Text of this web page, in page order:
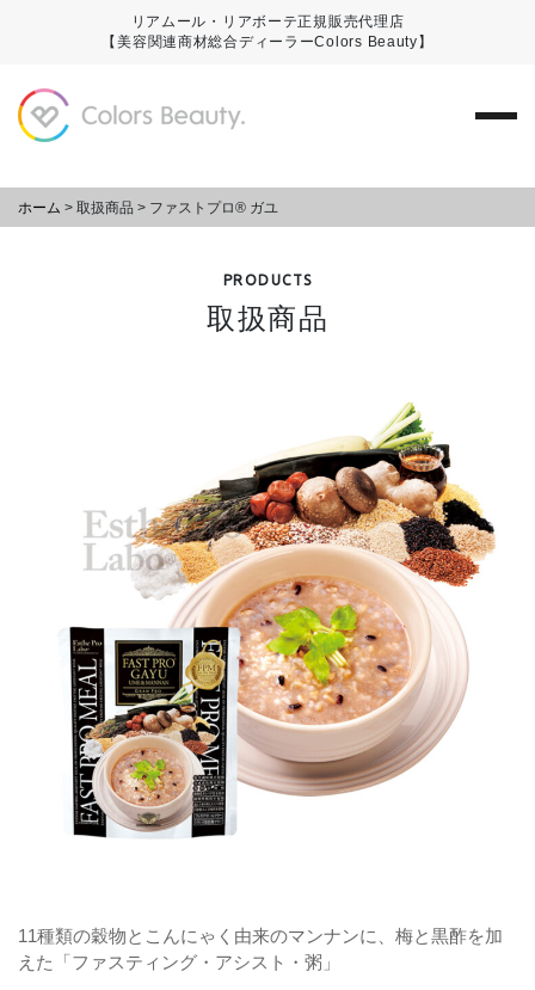
リアムール・リアボーテ正規販売代理店
【美容関連商材総合ディーラーColors Beauty】
ホーム > 取扱商品 > ファストプロ® ガユ
PRODUCTS
取扱商品
11種類の穀物とこんにゃく由来のマンナンに、梅と黒酢を加
えた「ファスティング・アシスト・粥」